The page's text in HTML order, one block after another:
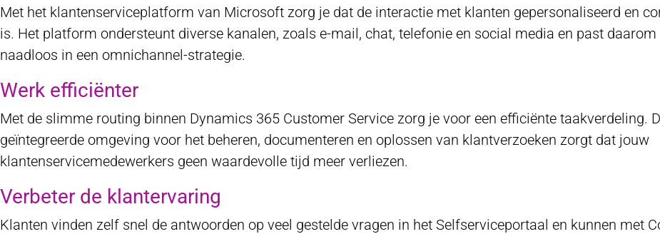
Met het klantenserviceplatform van Microsoft zorg je dat de interactie met klanten gepersonaliseerd en
is. Het platform ondersteunt diverse kanalen, zoals e-mail, chat, telefonie en social media en past daarom
naadloos in een omnichannel-strategie.
Werk efficiënter
Met de slimme routing binnen Dynamics 365 Customer Service zorg je voor een efficiënte taakverdeling.
geïntegreerde omgeving voor het beheren, documenteren en oplossen van klantverzoeken zorgt dat jouw
klantenservicemedewerkers geen waardevolle tijd meer verliezen.
Verbeter de klantervaring
Klanten vinden zelf snel de antwoorden op veel gestelde vragen in het Selfserviceportaal en kunnen met